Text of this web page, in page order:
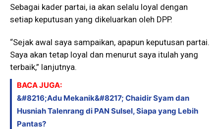
Sebagai kader partai, ia akan selalu loyal dengan
setiap keputusan yang dikeluarkan oleh DPP.
“Sejak awal saya sampaikan, apapun keputusan partai.
Saya akan tetap loyal dan menurut saya itulah yang
terbaik,” lanjutnya.
BACA JUGA:
&#8216;Adu Mekanik&#8217; Chaidir Syam dan
Husniah Talenrang di PAN Sulsel, Siapa yang Lebih
Pantas?